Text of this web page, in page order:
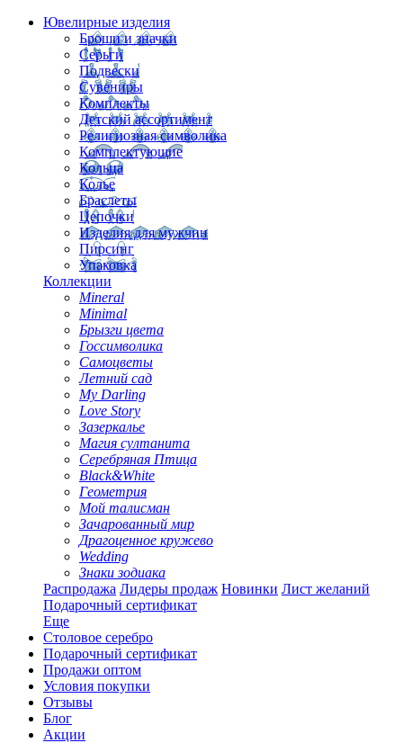
Ювелирные изделия
Броши и значки
Серьги
Подвески
Сувениры
Комплекты
Детский ассортимент
Религиозная символика
Комплектующие
Кольца
Колье
Браслеты
Цепочки
Изделия для мужчин
Пирсинг
Упаковка
Коллекции
Mineral
Minimal
Брызги цвета
Госсимволика
Самоцветы
Летний сад
My Darling
Love Story
Зазеркалье
Магия султанита
Серебряная Птица
Black&White
Геометрия
Мой талисман
Зачарованный мир
Драгоценное кружево
Wedding
Знаки зодиака
Распродажа Лидеры продаж Новинки Лист желаний
Подарочный сертификат
Еще
Столовое серебро
Подарочный сертификат
Продажи оптом
Условия покупки
Отзывы
Блог
Акции